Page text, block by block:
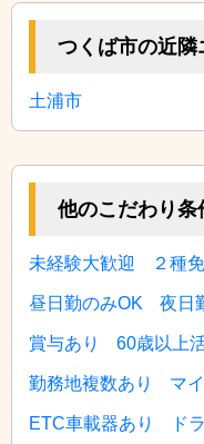
つくば市の近
土浦市
他のこだわり条
未経験大歓迎 ２種
昼日勤のみOK 夜日
賞与あり 60歳以上
勤務地複数あり マ
ETC車載器あり ド